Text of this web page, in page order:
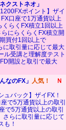
クストネオ」
ポイント】ザイ
口座で1万通貨以上
らくFX積立1回以上
にらくらくFX積立開
買付1回以上で
に取引量に応じて最大
ル受講と理解度テスト
開設と取引で最大
なのFX」 人気！
Ｎ
ュバック】ザイFX！
で5万通貨以上の取引
で5万通貨以上の取引
さらに取引量に応じて
も！